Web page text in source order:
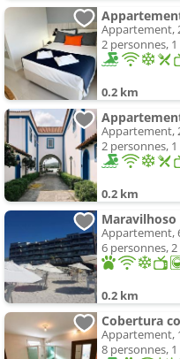
Appartement,
2 personnes,
0.2 km
Appartement,
2 personnes,
0.2 km
Appartement,
6 personnes,
0.2 km
Cobertura
Appartement,
8 personnes,